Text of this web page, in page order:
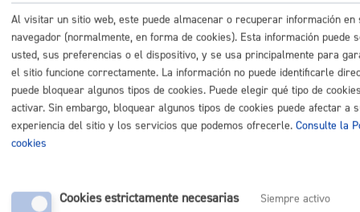
Comunícate con el Ayuntamiento de Donostia / San
Sebastián
010
Informar de un error en la web
Al visitar un sitio web, este puede almacenar o recuperar información en
navegador (normalmente, en forma de cookies). Esta información puede
usted, sus preferencias o el dispositivo, y se usa principalmente para
el sitio funcione correctamente. La información no puede identificarle
puede bloquear algunos tipos de cookies. Puede elegir qué tipo de
activar. Sin embargo, bloquear algunos tipos de cookies puede afectar a
experiencia del sitio y los servicios que podemos ofrecerle. Consulte la
cookies
Cookies estrictamente necesarias
Siempre activo